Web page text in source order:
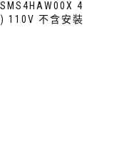
4
110V 不含安裝